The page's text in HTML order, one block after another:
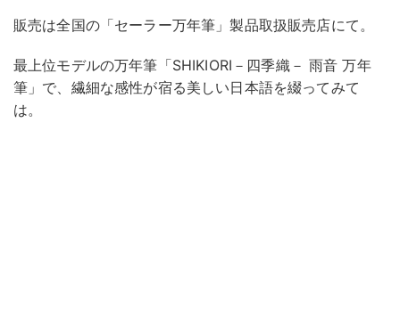
販売は全国の「セーラー万年筆」製品取扱販売店にて。
最上位モデルの万年筆「SHIKIORI－四季織－ 雨音 万年
筆」で、繊細な感性が宿る美しい日本語を綴ってみて
は。